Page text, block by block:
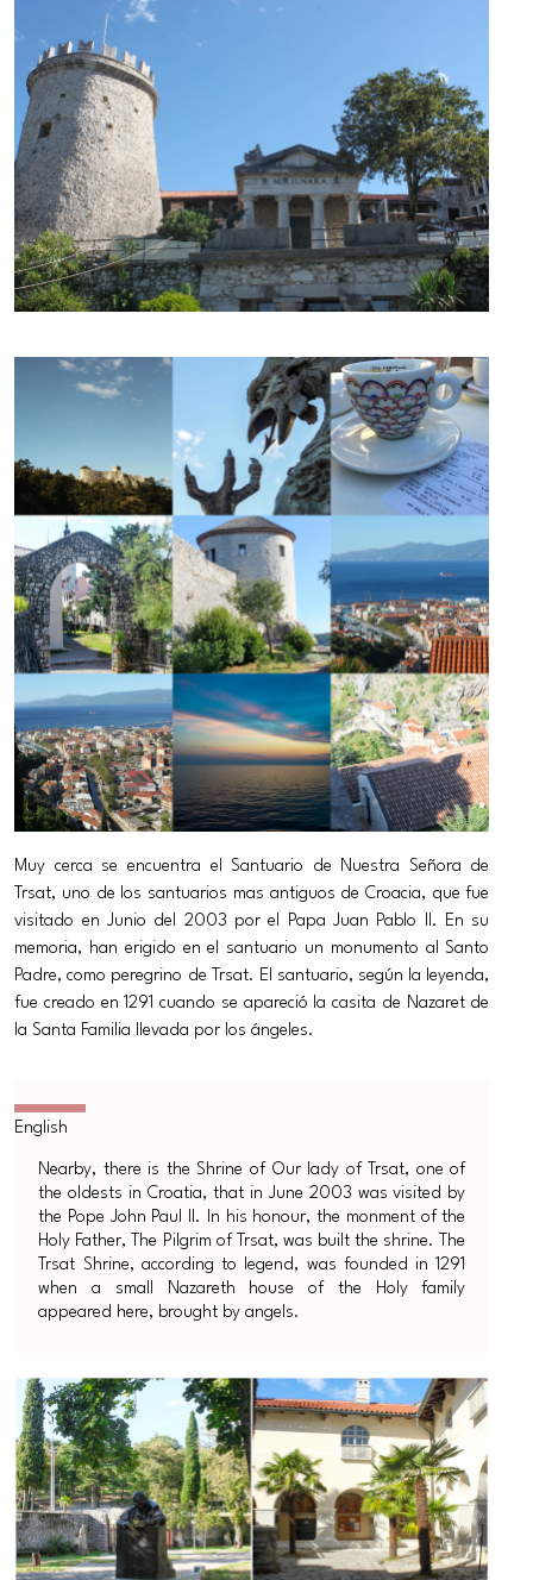
Muy cerca se encuentra el Santuario de Nuestra Señora de
Trsat, uno de los santuarios mas antiguos de Croacia, que fue
visitado en Junio del 2003 por el Papa Juan Pablo II. En su
memoria, han erigido en el santuario un monumento al Santo
Padre, como peregrino de Trsat. El santuario, según la leyenda,
fue creado en 1291 cuando se apareció la casita de Nazaret de
la Santa Familia llevada por los ángeles.
Nearby, there is the Shrine of Our lady of Trsat, one of
the oldests in Croatia, that in June 2003 was visited by
the Pope John Paul II. In his honour, the monment of the
Holy Father, The Pilgrim of Trsat, was built the shrine. The
Trsat Shrine, according to legend, was founded in 1291
when a small Nazareth house of the Holy family
appeared here, brought by angels.